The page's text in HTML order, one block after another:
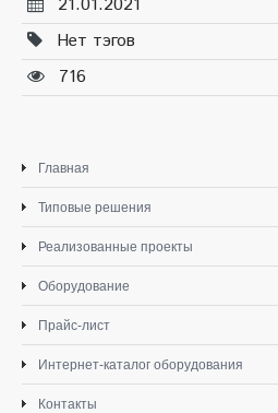
21.01.2021
Нет тэгов
716
Главная
Типовые решения
Реализованные проекты
Оборудование
Прайс-лист
Интернет-каталог оборудования
Контакты